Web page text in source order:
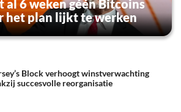
al 6 weken géén Bitcoins
het plan lijkt te werken
Block verhoogt winstverwachting
succesvolle reorganisatie